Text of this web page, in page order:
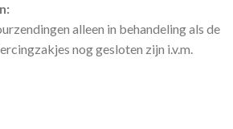
alleen in behandeling als de
nog gesloten zijn i.v.m.